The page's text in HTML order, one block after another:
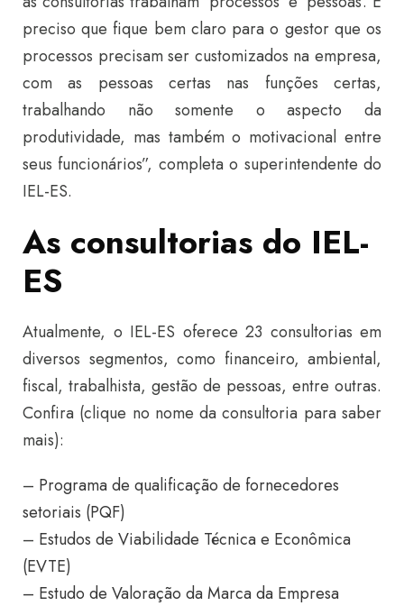
preciso que fique bem claro para o gestor que os
processos precisam ser customizados na empresa,
com as pessoas certas nas funções certas,
trabalhando não somente o aspecto da
produtividade, mas também o motivacional entre
seus funcionários”, completa o superintendente do
IEL-ES.
As consultorias do IEL-
ES
Atualmente, o IEL-ES oferece 23 consultorias em
diversos segmentos, como financeiro, ambiental,
fiscal, trabalhista, gestão de pessoas, entre outras.
Confira (clique no nome da consultoria para saber
mais):
– Programa de qualificação de fornecedores
setoriais (PQF)
– Estudos de Viabilidade Técnica e Econômica
(EVTE)
– Estudo de Valoração da Marca da Empresa